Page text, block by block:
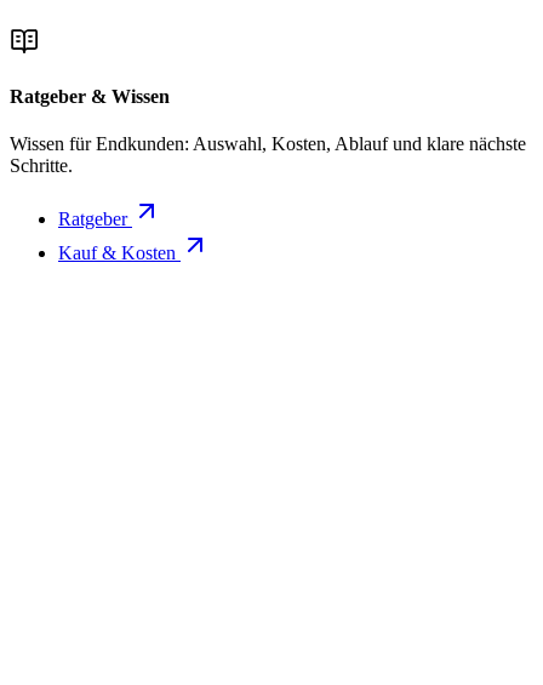
Ratgeber & Wissen
Wissen für Endkunden: Auswahl, Kosten, Ablauf und klare nächste
Schritte.
Ratgeber
Kauf & Kosten